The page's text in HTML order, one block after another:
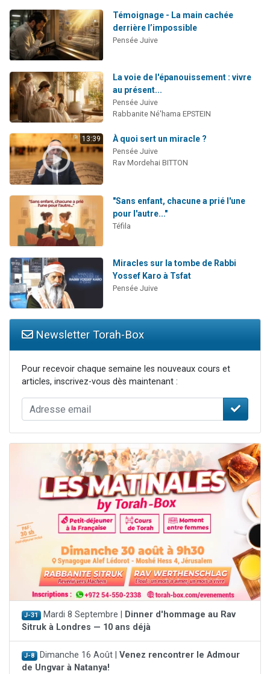
Témoignage - La main cachée
derrière l’impossible
Pensée Juive
La voie de l'épanouissement : vivre
au présent...
Pensée Juive
Rabbanite Né'hama EPSTEIN
13:39 À quoi sert un miracle ?
Pensée Juive
Rav Mordehai BITTON
"Sans enfant, chacune a prié l'une
pour l'autre..."
Téfila
Miracles sur la tombe de Rabbi
Yossef Karo à Tsfat
Pensée Juive
Newsletter Torah-Box
Pour recevoir chaque semaine les nouveaux cours et
articles, inscrivez-vous dès maintenant :
J-31 Mardi 8 Septembre |
Dinner d'hommage au Rav
Sitruk à Londres — 10 ans déjà
J-8 Dimanche 16 Août | Venez rencontrer le Admour
de Ungvar à Natanya!